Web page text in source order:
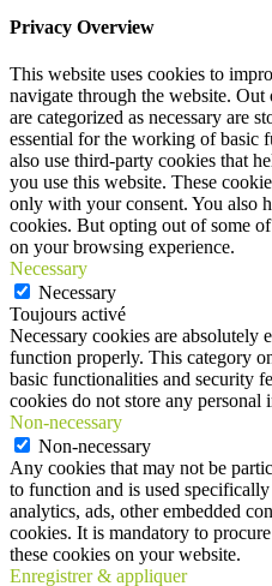
Privacy Overview
This website uses cookies to
navigate through the website. Out
are categorized as necessary are
essential for the working of basic
also use third-party cookies that
you use this website. These
only with your consent. You also
cookies. But opting out of some
on your browsing experience.
Necessary
Necessary
Toujours activé
Necessary cookies are absolutely
function properly. This category
basic functionalities and security
cookies do not store any personal
Non-necessary
Non-necessary
Any cookies that may not be
to function and is used
analytics, ads, other embedded
cookies. It is mandatory to
these cookies on your website.
Enregistrer & appliquer